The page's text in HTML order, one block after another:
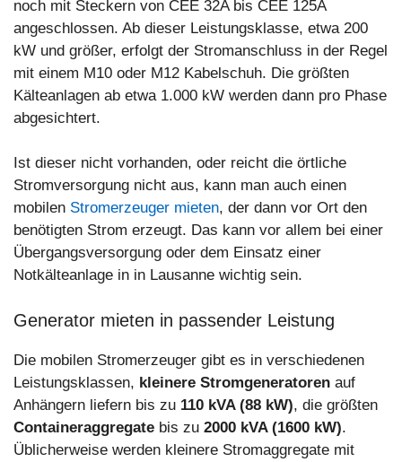
noch mit Steckern von CEE 32A bis CEE 125A
angeschlossen. Ab dieser Leistungsklasse, etwa 200
kW und größer, erfolgt der Stromanschluss in der Regel
mit einem M10 oder M12 Kabelschuh. Die größten
Kälteanlagen ab etwa 1.000 kW werden dann pro Phase
abgesichtert.
Ist dieser nicht vorhanden, oder reicht die örtliche
Stromversorgung nicht aus, kann man auch einen
mobilen Stromerzeuger mieten, der dann vor Ort den
benötigten Strom erzeugt. Das kann vor allem bei einer
Übergangsversorgung oder dem Einsatz einer
Notkälteanlage in in Lausanne wichtig sein.
Generator mieten in passender Leistung
Die mobilen Stromerzeuger gibt es in verschiedenen
Leistungsklassen, kleinere Stromgeneratoren auf
Anhängern liefern bis zu 110 kVA (88 kW), die größten
Containeraggregate bis zu 2000 kVA (1600 kW).
Üblicherweise werden kleinere Stromaggregate mit